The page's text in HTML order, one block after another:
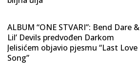
ALBUM “ONE STVARI”: Bend Dare &
Lil’ Devils predvođen Darkom
Jelisićem objavio pjesmu “Last Love
Song”